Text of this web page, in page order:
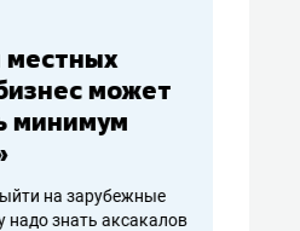
может
на зарубежные
знать аксакалов и